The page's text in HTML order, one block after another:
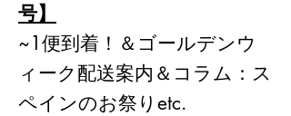
号】
~1便到着！＆ゴールデンウ
ィーク配送案内＆コラム：ス
ペインのお祭りetc.